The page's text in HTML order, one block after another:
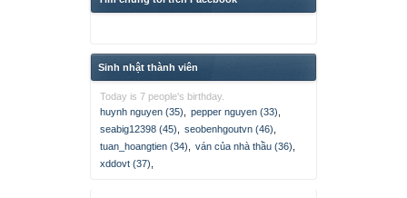
Sinh nhật thành viên
Today is 7 people's birthday.
huynh nguyen (35)
pepper nguyen (33)
seabig12398 (45)
seobenhgoutvn (46)
tuan_hoangtien (34)
ván của nhà thầu (36)
xddovt (37)